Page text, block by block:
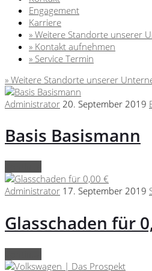
Engagement
Karriere
» Weitere Standorte unserer
» Kontakt aufnehmen
» Service Termin
» Weitere Standorte unserer
Administrator 20. September 2019
Basis Basismann
Administrator 17. September 2019
Glasschaden für